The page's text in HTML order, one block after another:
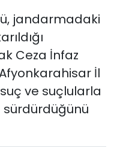
jandarmadaki
Ceza İnfaz
İl
ve suçlularla
sürdürdüğünü